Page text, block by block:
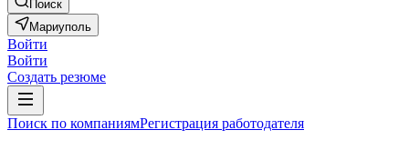
Поиск
Мариуполь
Войти
Войти
Создать резюме
Поиск по компаниямРегистрация работодателя